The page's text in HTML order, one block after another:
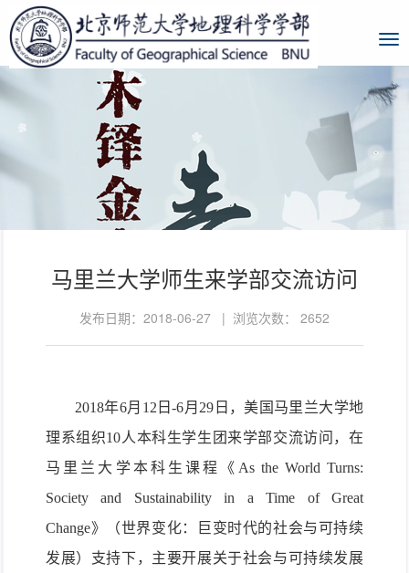
马里兰大学师生来学部交流访问
发布日期：2018-06-27 | 浏览次数： 2652
2018年6月 12 日-6月 29 日，美国马里兰大学地
理系组织10人本科生学生团来学部交流访问，在
马里兰大学本科生课程《 As the World Turns:
Society and Sustainability in a Time of Great
Change》（世界变化：巨变时代的社会与可持续
发展）支持下，主要开展关于社会与可持续发展